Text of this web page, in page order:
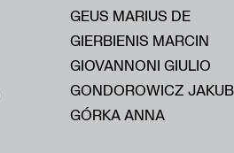
GEUS MARIUS DE
GIERBIENIS MARCIN
GIOVANNONI GIULIO
GONDOROWICZ JAKUB
GÓRKA ANNA